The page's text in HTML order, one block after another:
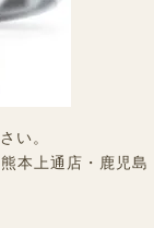
い。
本上通店・鹿児島